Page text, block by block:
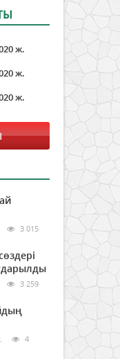
ж.
ж.
ж.
3 015
3 259
4